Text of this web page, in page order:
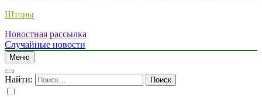
Шторы
Новостная рассылка
Случайные новости
Меню
Найти: